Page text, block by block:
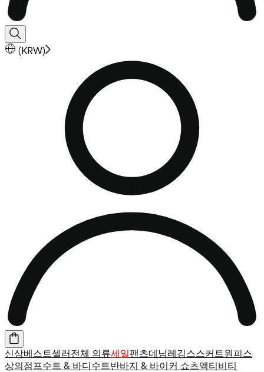
(KRW)
신상베스트셀러전체 의류세일팬츠데님레깅스스커트원피스
상의점프수트 & 바디수트반바지 & 바이커 쇼츠액티비티